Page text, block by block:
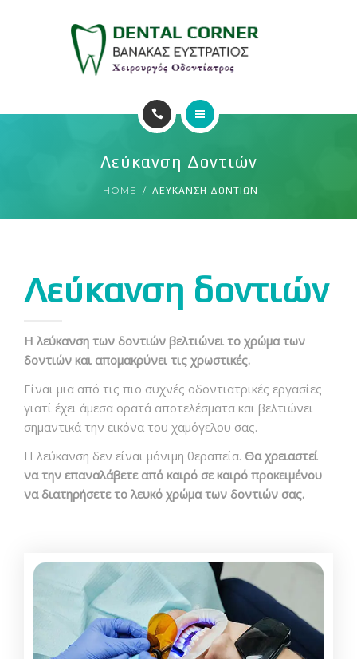
ΕΠΙΚΟΙΝΩΝΙΑ
Λεύκανση Δοντιών
HOME ΛΕΥΚΑΝΣΗ ΔΟΝΤΙΩΝ
Λεύκανση δοντιών
H λεύκανση των δοντιών βελτιώνει το χρώμα των
δοντιών και απομακρύνει τις χρωστικές.
Είναι μια από τις πιο συχνές οδοντιατρικές εργασίες
γιατί έχει άμεσα ορατά αποτελέσματα και βελτιώνει
σημαντικά την εικόνα του χαμόγελου σας.
Η λεύκανση δεν είναι μόνιμη θεραπεία. Θα χρειαστεί
να την επαναλάβετε από καιρό σε καιρό προκειμένου
να διατηρήσετε το λευκό χρώμα των δοντιών σας.